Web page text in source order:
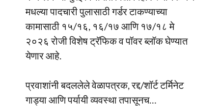
मधल्या पादचारी पुलासाठी गर्डर टाकण्याच्या
कामासाठी १५/१६, १६/१७ आणि १७/१८ मे
२०२६ रोजी विशेष ट्रॅफिक व पॉवर ब्लॉक घेण्यात
येणार आहे.
प्रवाशांनी बदललेले वेळापत्रक, रद्द/शॉर्ट टर्मिनेट
गाड्या आणि पर्यायी व्यवस्था तपासूनच…